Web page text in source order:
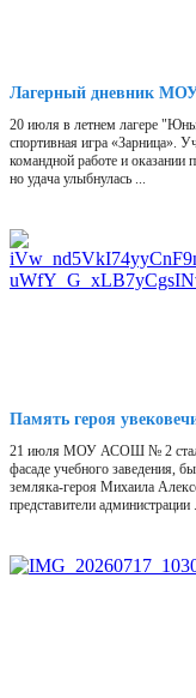
Лагерный дневник
20 июля в летнем лагере
спортивная игра «Зарница».
командной работе и
но удача улыбнулась ...
Память героя
21 июля МОУ АСОШ № 2 стала
фасаде учебного заведения,
земляка-героя Михаила
представители администрации